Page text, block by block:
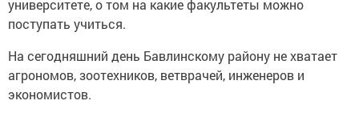
университете, о том на какие факультеты можно
поступать учиться.
На сегодняшний день Бавлинскому району не хватает
агрономов, зоотехников, ветврачей, инженеров и
экономистов.